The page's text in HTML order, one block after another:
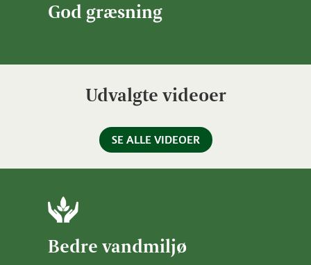
God græsning
Udvalgte videoer
SE ALLE VIDEOER
Bedre vandmiljø